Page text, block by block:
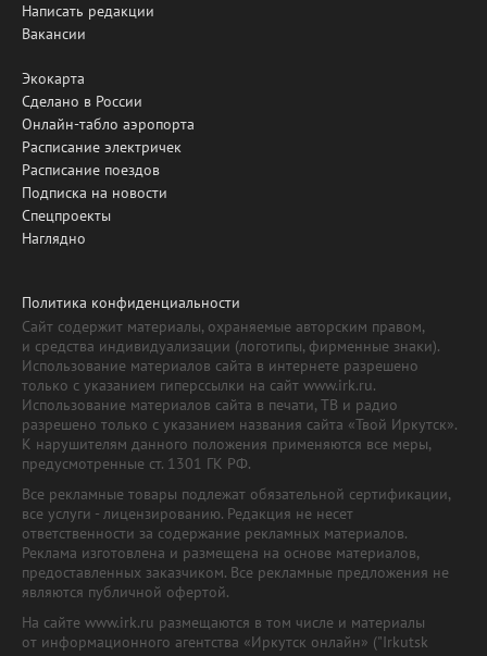
Написать редакции
Вакансии
Экокарта
Сделано в России
Онлайн-табло аэропорта
Расписание электричек
Расписание поездов
Подписка на новости
Спецпроекты
Наглядно
Политика конфиденциальности
Сайт содержит материалы, охраняемые авторским правом,
и средства индивидуализации (логотипы, фирменные знаки).
Использование материалов сайта в интернете разрешено
только с указанием гиперссылки на сайт www.irk.ru.
Использование материалов сайта в печати, ТВ и радио
разрешено только с указанием названия сайта «Твой Иркутск».
К нарушителям данного положения применяются все меры,
предусмотренные ст. 1301 ГК РФ.
Все рекламные товары подлежат обязательной сертификации,
все услуги - лицензированию. Редакция не несет
ответственности за содержание рекламных материалов.
Реклама изготовлена и размещена на основе материалов,
предоставленных заказчиком. Все рекламные предложения не
являются публичной офертой.
На сайте www.irk.ru размещаются в том числе и материалы
от информационного агентства «Иркутск онлайн» ("Irkutsk